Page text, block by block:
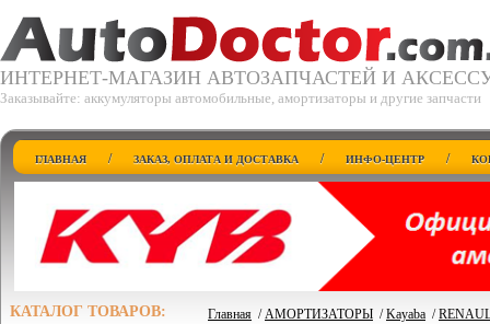
ИНТЕРНЕТ-МАГАЗИН АВТОЗАПЧАСТЕЙ И
Заказывайте: аккумуляторы автомобильные, амортизаторы и другие запчасти
ГЛАВНАЯ / ЗАКАЗ, ОПЛАТА И ДОСТАВКА / ИНФО-ЦЕНТР /
КАТАЛОГ ТОВАРОВ:
Главная /АМОРТИЗАТОРЫ /Kayaba /